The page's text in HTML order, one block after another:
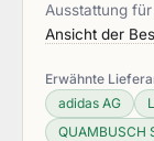
Ausstattung
Ansicht der
Erwähnte
adidas AG
QUAMBUSCH